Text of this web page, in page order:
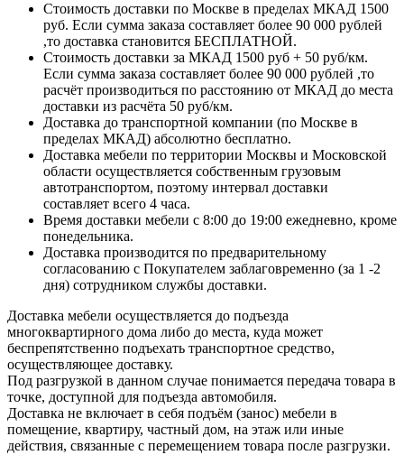
Стоимость доставки по Москве в пределах МКАД 1500
руб. Если сумма заказа составляет более 90 000 рублей
,то доставка становится БЕСПЛАТНОЙ.
Стоимость доставки за МКАД 1500 руб + 50 руб/км.
Если сумма заказа составляет более 90 000 рублей ,то
расчёт производиться по расстоянию от МКАД до места
доставки из расчёта 50 руб/км.
Доставка до транспортной компании (по Москве в
пределах МКАД) абсолютно бесплатно.
Доставка мебели по территории Москвы и Московской
области осуществляется собственным грузовым
автотранспортом, поэтому интервал доставки
составляет всего 4 часа.
Время доставки мебели с 8:00 до 19:00 ежедневно, кроме
понедельника.
Доставка производится по предварительному
согласованию с Покупателем заблаговременно (за 1 -2
дня) сотрудником службы доставки.
Доставка мебели осуществляется до подъезда
многоквартирного дома либо до места, куда может
беспрепятственно подъехать транспортное средство,
осуществляющее доставку.
Под разгрузкой в данном случае понимается передача товара в
точке, доступной для подъезда автомобиля.
Доставка не включает в себя подъём (занос) мебели в
помещение, квартиру, частный дом, на этаж или иные
действия, связанные с перемещением товара после разгрузки.